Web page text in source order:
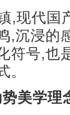
,现代国
,沉浸的
符号,也
。
美学理